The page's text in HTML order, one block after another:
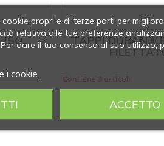
ISO
TAPPI DURAN®
Contiene 3 articoli
propri e di terze parti per
relativa alle tue preferenze
dare il tuo consenso al suo utilizzo,
i cookie
ACCETTO